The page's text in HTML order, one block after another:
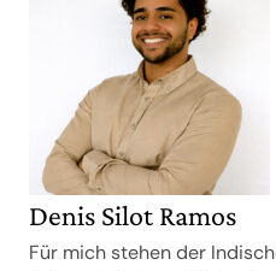
Denis Silot Ramos
Für mich stehen der